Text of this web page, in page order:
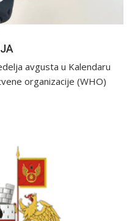
avgusta u Kalendaru
organizacije (WHO)